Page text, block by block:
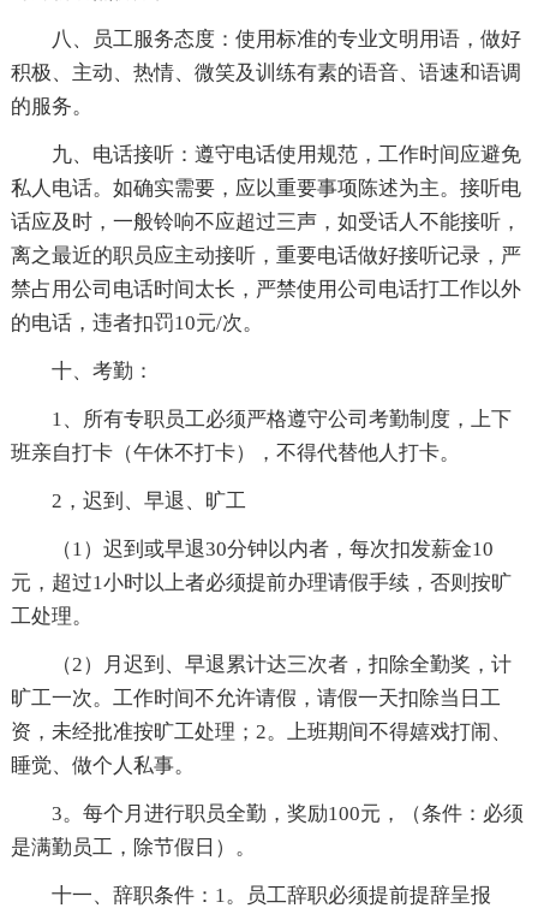
八、员工服务态度：使用标准的专业文明用语，做好
积极、主动、热情、微笑及训练有素的语音、语速和语调
的服务。
九、电话接听：遵守电话使用规范，工作时间应避免
私人电话。如确实需要，应以重要事项陈述为主。接听电
话应及时，一般铃响不应超过三声，如受话人不能接听，
离之最近的职员应主动接听，重要电话做好接听记录，严
禁占用公司电话时间太长，严禁使用公司电话打工作以外
的电话，违者扣罚10元/次。
十、考勤：
1、所有专职员工必须严格遵守公司考勤制度，上下
班亲自打卡（午休不打卡），不得代替他人打卡。
2，迟到、早退、旷工
（1）迟到或早退30分钟以内者，每次扣发薪金10
元，超过1小时以上者必须提前办理请假手续，否则按旷
工处理。
（2）月迟到、早退累计达三次者，扣除全勤奖，计
旷工一次。工作时间不允许请假，请假一天扣除当日工
资，未经批准按旷工处理；2。上班期间不得嬉戏打闹、
睡觉、做个人私事。
3。每个月进行职员全勤，奖励100元，（条件：必须
是满勤员工，除节假日）。
十一、辞职条件：1。员工辞职必须提前提辞呈报